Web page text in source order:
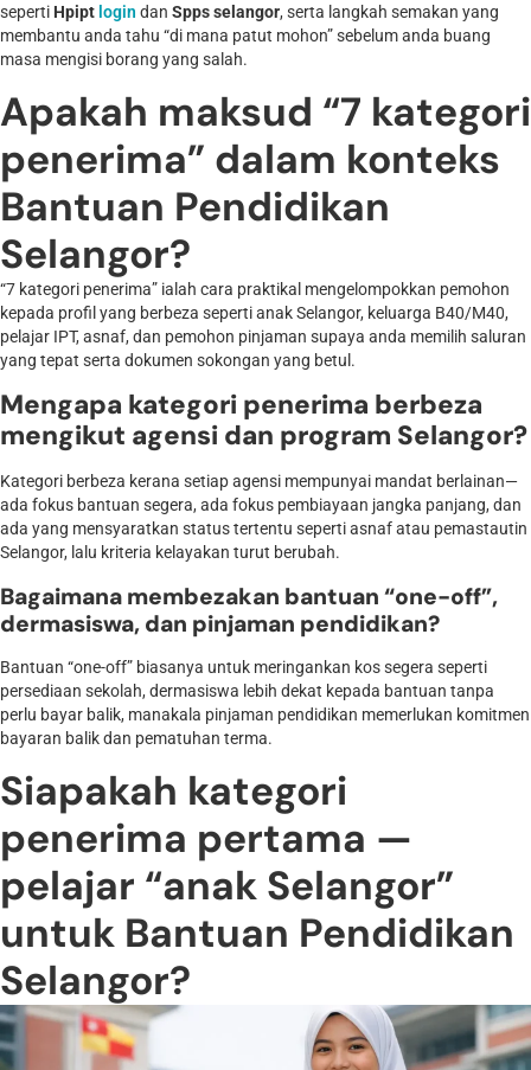
seperti Hpipt login dan Spps selangor, serta langkah semakan yang
membantu anda tahu “di mana patut mohon” sebelum anda buang
masa mengisi borang yang salah.
Apakah maksud “7 kategori
penerima” dalam konteks
Bantuan Pendidikan
Selangor?
“7 kategori penerima” ialah cara praktikal mengelompokkan pemohon
kepada profil yang berbeza seperti anak Selangor, keluarga B40/M40,
pelajar IPT, asnaf, dan pemohon pinjaman supaya anda memilih saluran
yang tepat serta dokumen sokongan yang betul.
Mengapa kategori penerima berbeza
mengikut agensi dan program Selangor?
Kategori berbeza kerana setiap agensi mempunyai mandat berlainan—
ada fokus bantuan segera, ada fokus pembiayaan jangka panjang, dan
ada yang mensyaratkan status tertentu seperti asnaf atau pemastautin
Selangor, lalu kriteria kelayakan turut berubah.
Bagaimana membezakan bantuan “one-off”,
dermasiswa, dan pinjaman pendidikan?
Bantuan “one-off” biasanya untuk meringankan kos segera seperti
persediaan sekolah, dermasiswa lebih dekat kepada bantuan tanpa
perlu bayar balik, manakala pinjaman pendidikan memerlukan komitmen
bayaran balik dan pematuhan terma.
Siapakah kategori
penerima pertama —
pelajar “anak Selangor”
untuk Bantuan Pendidikan
Selangor?